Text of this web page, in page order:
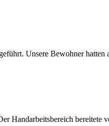
Unsere Bewohner hatten
Handarbeitsbereich bereitete